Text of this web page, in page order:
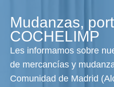
Mudanzas,
COCHELIMP
Les informamos sobre
de mercancías y
Comunidad de Madrid